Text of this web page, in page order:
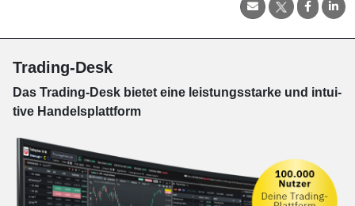
Trading-Desk
Das Trading-Desk bie­tet eine leis­tungs­star­ke und in­tui­
tive Han­dels­platt­form